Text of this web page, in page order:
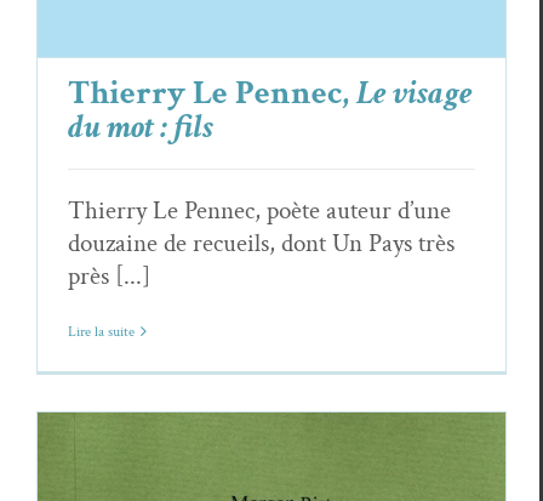
Thierry Le Pennec,Le visage
du mot : fils
Thierry Le Pennec, poète auteur d’une
douzaine de recueils, dont Un Pays très
près [...]
Lire la suite